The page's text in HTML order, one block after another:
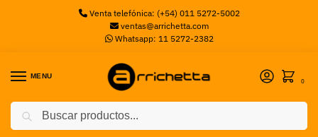
Venta telefónica: (+54) 011 5272-5002
ventas@arrichetta.com
Whatsapp: 11 5272-2382
MENU
0
Inicio Sin categorizar / ROUTER MIKROTIK RB5009UPR+S+IN CF 7P GIGA+1 2.5GB+SFP+POE130W 4 CORE 1.4GHZ 1GB RAM DDR4